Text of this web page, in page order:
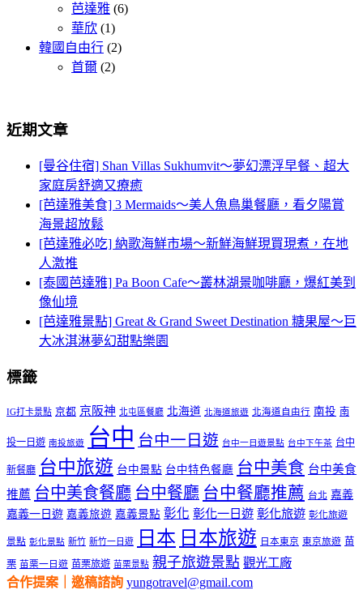
芭達雅 (6)
華欣 (1)
韓國自由行 (2)
首爾 (2)
近期文章
[曼谷住宿] Shan Villas Sukhumvit～夢幻漂浮早餐、超大
家庭房舒適又療癒
[芭達雅美食] 3 Mermaids～美人魚鳥巢餐廳，看夕陽賞
海景超放鬆
[芭達雅必吃] 納歌海鮮市場～新鮮海鮮現買現煮，在地
人激推
[泰國芭達雅] Pa Boon Cafe～叢林湖景咖啡廳，爆紅美到
像仙境
[芭達雅景點] Great & Grand Sweet Destination 糖果屋～巨
大冰淇淋夢幻甜點樂園
標籤
IG打卡景點 京都 京阪神 北屯區餐廳 北海道 北海道旅遊 北海道自由行 南投 南
投一日遊 南投旅遊 台中 台中一日遊 台中一日遊景點 台中下午茶 台中
新餐廳 台中旅遊 台中景點 台中特色餐廳 台中美食 台中美食
推薦 台中美食餐廳 台中餐廳 台中餐廳推薦 台北 嘉義
嘉義一日遊 嘉義旅遊 嘉義景點 彰化 彰化一日遊 彰化旅遊 彰化旅遊
景點 彰化景點 新竹 新竹一日遊 日本 日本旅遊 日本東京 東京旅遊 苗
栗 苗栗一日遊 苗栗旅遊 苗栗景點 親子旅遊景點 觀光工廠
合作提案｜邀稿諮詢 yungotravel@gmail.com